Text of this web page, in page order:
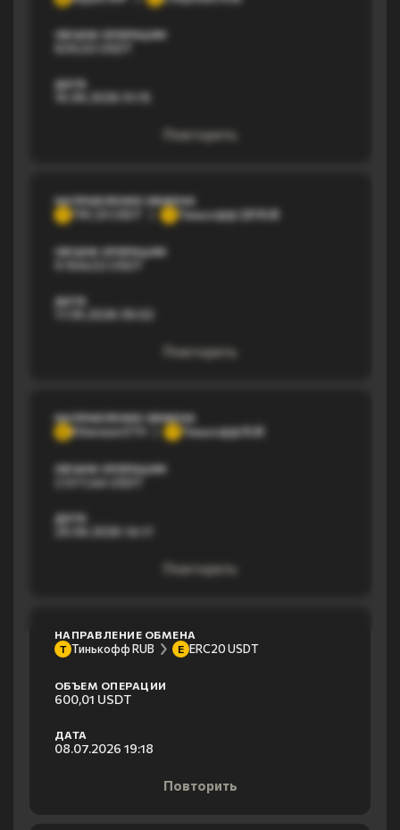
ОБЪЕМ ОПЕРАЦИИ
ДАТА
16.06.2026 01:15
Повторить
НАПРАВЛЕНИЕ ОБМЕНА
T
Тинькофф QR RUB
ОБЪЕМ ОПЕРАЦИИ
ДАТА
17.05.2026 05:02
Повторить
НАПРАВЛЕНИЕ ОБМЕНА
Ethereum ETH Тинькофф RUB
ОБЪЕМ ОПЕРАЦИИ
2 077,44 USDT
ДАТА
29.06.2026 14:17
Повторить
НАПРАВЛЕНИЕ ОБМЕНА
Т Тинькофф RUB E ERC20 USDT
ОБЪЕМ ОПЕРАЦИИ
600,01 USDT
ДАТА
08.07.2026 19:18
Повторить